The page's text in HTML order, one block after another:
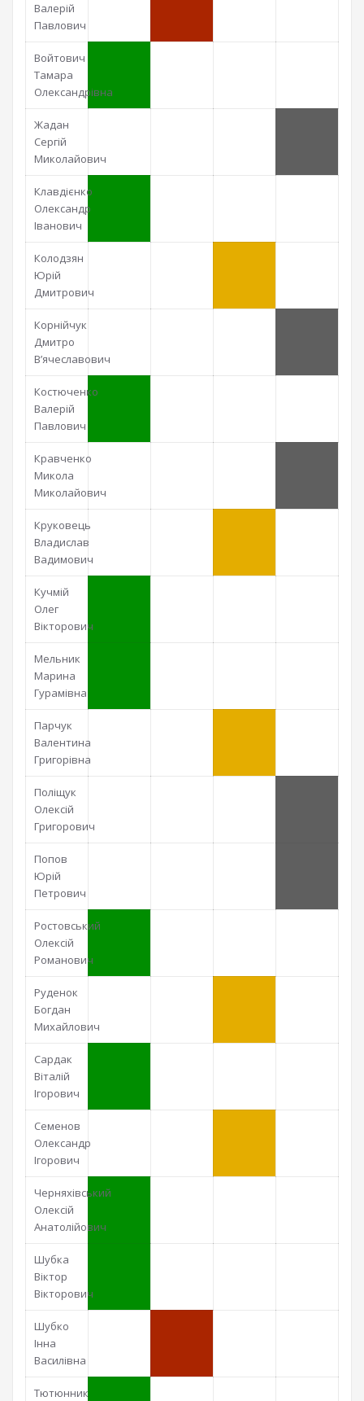
Валерій
Павлович
Войтович
Тамара
Олександрівна
Жадан
Сергій
Миколайович
Клавдієнко
Олександр
Іванович
Колодзян
Юрій
Дмитрович
Корнійчук
Дмитро
В’ячеславович
Костюченко
Валерій
Павлович
Кравченко
Микола
Миколайович
Круковець
Владислав
Вадимович
Кучмій
Олег
Вікторович
Мельник
Марина
Гурамівна
Парчук
Валентина
Григорівна
Поліщук
Олексій
Григорович
Попов
Юрій
Петрович
Ростовський
Олексій
Романович
Руденок
Богдан
Михайлович
Сардак
Віталій
Ігорович
Семенов
Олександр
Ігорович
Черняхівський
Олексій
Анатолійович
Шубка
Віктор
Вікторович
Шубко
Інна
Василівна
Тютюнник